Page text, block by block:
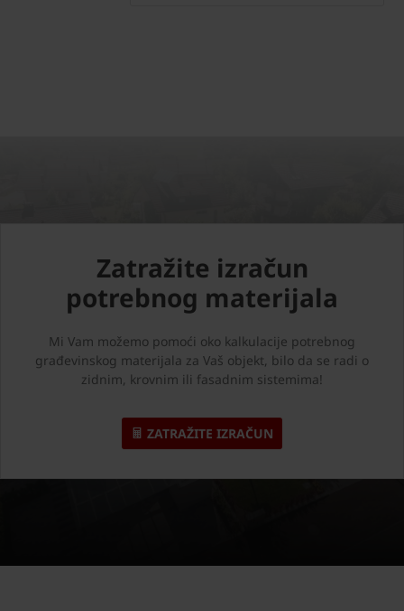
Zatražite izračun
potrebnog materijala
Mi Vam možemo pomoći oko kalkulacije potrebnog
građevinskog materijala za Vaš objekt, bilo da se radi o
zidnim, krovnim ili fasadnim sistemima!
ZATRAŽITE IZRAČUN